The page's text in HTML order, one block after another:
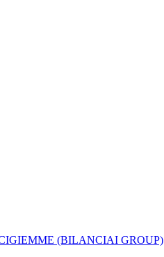
(BILANCIAI GROUP)